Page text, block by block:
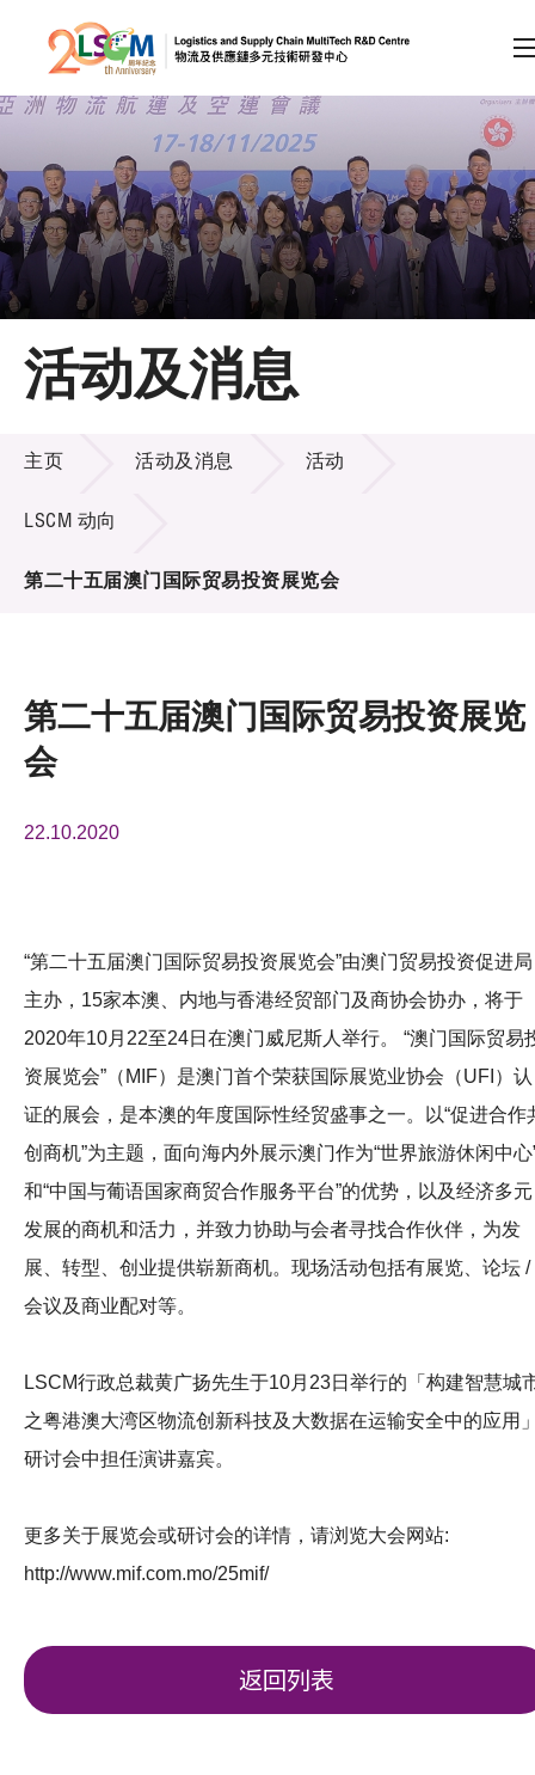
跳到内容（按回车键）
会员登录
A A EN 繁 简
主页
关于LSCM
技术商品化
项目及资助计划
活动及消息
活动及消息
主页 活动及消息 活动
LSCM 动向
第二十五届澳门国际贸易投资展览会
第二十五届澳门国际贸易投资展览
会
22.10.2020
“第二十五届澳门国际贸易投资展览会”由澳门贸易投资促进局
主办，15家本澳、内地与香港经贸部门及商协会协办，将于
2020年10月22至24日在澳门威尼斯人举行。 “澳门国际贸易
资展览会”（MIF）是澳门首个荣获国际展览业协会（UFI）认
证的展会，是本澳的年度国际性经贸盛事之一。以“促进合作
创商机”为主题，面向海内外展示澳门作为“世界旅游休闲中心
和“中国与葡语国家商贸合作服务平台”的优势，以及经济多元
发展的商机和活力，并致力协助与会者寻找合作伙伴，为发
展、转型、创业提供崭新商机。现场活动包括有展览、论坛 /
会议及商业配对等。
LSCM行政总裁黄广扬先生于10月23日举行的「构建智慧城
之粤港澳大湾区物流创新科技及大数据在运输安全中的应用
研讨会中担任演讲嘉宾。
更多关于展览会或研讨会的详情，请浏览大会网站:
http://www.mif.com.mo/25mif/
返回列表